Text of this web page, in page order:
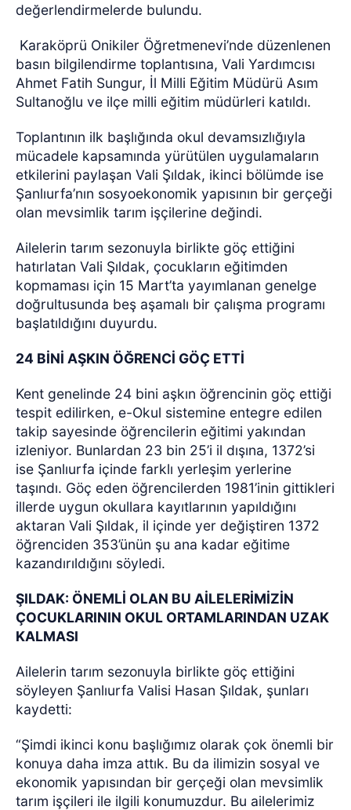
değerlendirmelerde bulundu.
Karaköprü Onikiler Öğretmenevi’nde düzenlenen
basın bilgilendirme toplantısına, Vali Yardımcısı
Ahmet Fatih Sungur, İl Milli Eğitim Müdürü Asım
Sultanoğlu ve ilçe milli eğitim müdürleri katıldı.
Toplantının ilk başlığında okul devamsızlığıyla
mücadele kapsamında yürütülen uygulamaların
etkilerini paylaşan Vali Şıldak, ikinci bölümde ise
Şanlıurfa’nın sosyoekonomik yapısının bir gerçeği
olan mevsimlik tarım işçilerine değindi.
Ailelerin tarım sezonuyla birlikte göç ettiğini
hatırlatan Vali Şıldak, çocukların eğitimden
kopmaması için 15 Mart’ta yayımlanan genelge
doğrultusunda beş aşamalı bir çalışma programı
başlatıldığını duyurdu.
24 BİNİ AŞKIN ÖĞRENCİ GÖÇ ETTİ
Kent genelinde 24 bini aşkın öğrencinin göç ettiği
tespit edilirken, e-Okul sistemine entegre edilen
takip sayesinde öğrencilerin eğitimi yakından
izleniyor. Bunlardan 23 bin 25’i il dışına, 1372’si
ise Şanlıurfa içinde farklı yerleşim yerlerine
taşındı. Göç eden öğrencilerden 1981’inin gittikleri
illerde uygun okullara kayıtlarının yapıldığını
aktaran Vali Şıldak, il içinde yer değiştiren 1372
öğrenciden 353’ünün şu ana kadar eğitime
kazandırıldığını söyledi.
ŞILDAK: ÖNEMLİ OLAN BU AİLELERİMİZİN
ÇOCUKLARININ OKUL ORTAMLARINDAN UZAK
KALMASI
Ailelerin tarım sezonuyla birlikte göç ettiğini
söyleyen Şanlıurfa Valisi Hasan Şıldak, şunları
kaydetti:
“Şimdi ikinci konu başlığımız olarak çok önemli bir
konuya daha imza attık. Bu da ilimizin sosyal ve
ekonomik yapısından bir gerçeği olan mevsimlik
tarım işçileri ile ilgili konumuzdur. Bu ailelerimiz